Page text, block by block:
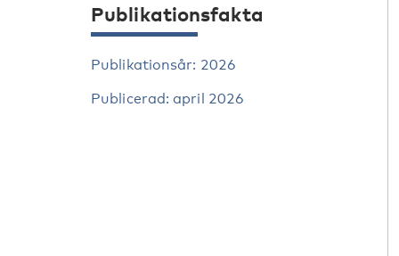
Publikationsfakta
Publikationsår: 2026
Publicerad: april 2026